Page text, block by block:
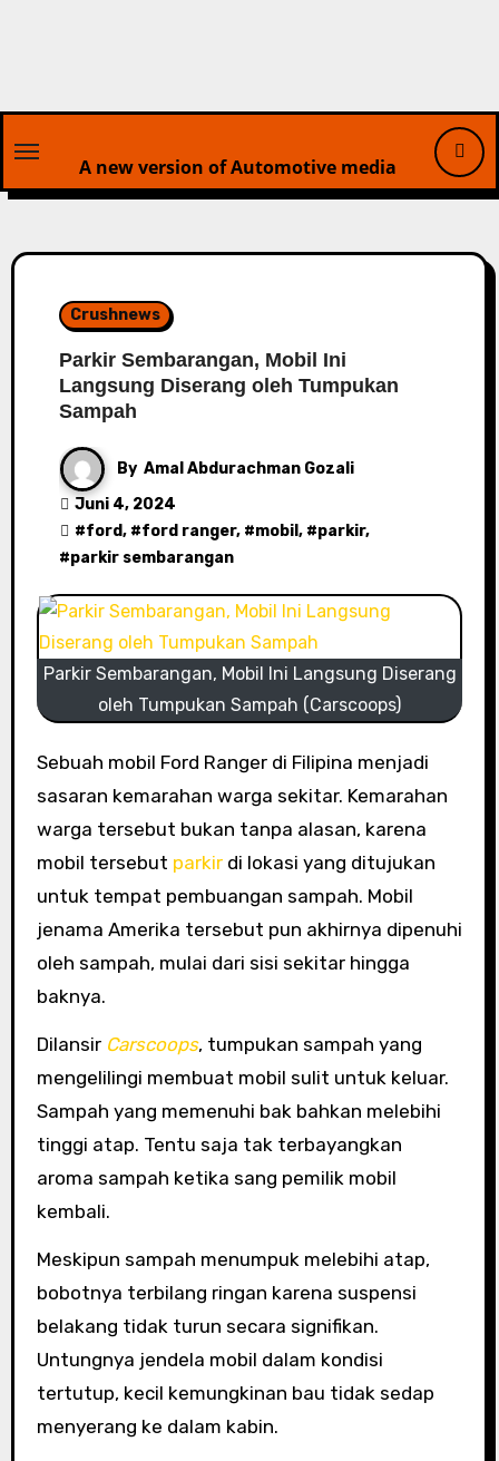
A new version of Automotive media
Crushnews
Parkir Sembarangan, Mobil Ini
Langsung Diserang oleh Tumpukan
Sampah
By Amal Abdurachman Gozali
Juni 4, 2024
#ford, #ford ranger, #mobil , #parkir,
#parkir sembarangan
Parkir Sembarangan, Mobil Ini Langsung Diserang
oleh Tumpukan Sampah (Carscoops)
Sebuah mobil Ford Ranger di Filipina menjadi
sasaran kemarahan warga sekitar. Kemarahan
warga tersebut bukan tanpa alasan, karena
mobil tersebut parkirdi lokasi yang ditujukan
untuk tempat pembuangan sampah. Mobil
jenama Amerika tersebut pun akhirnya dipenuhi
oleh sampah, mulai dari sisi sekitar hingga
baknya.
Dilansir Carscoops, tumpukan sampah yang
mengelilingi membuat mobil sulit untuk keluar.
Sampah yang memenuhi bak bahkan melebihi
tinggi atap. Tentu saja tak terbayangkan
aroma sampah ketika sang pemilik mobil
kembali.
Meskipun sampah menumpuk melebihi atap,
bobotnya terbilang ringan karena suspensi
belakang tidak turun secara signifikan.
Untungnya jendela mobil dalam kondisi
tertutup, kecil kemungkinan bau tidak sedap
menyerang ke dalam kabin.